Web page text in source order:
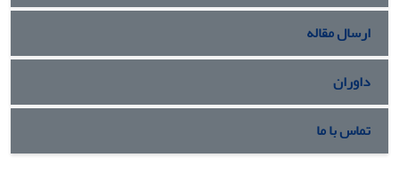
ارسال مقاله
داوران
تماس با ما